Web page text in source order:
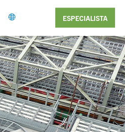
ESPECIALISTA